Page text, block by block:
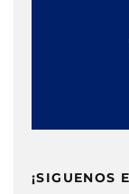
¡SIGUENOS